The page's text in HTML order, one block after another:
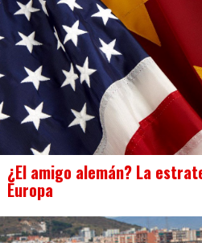
¿El amigo alemán? La
Europa